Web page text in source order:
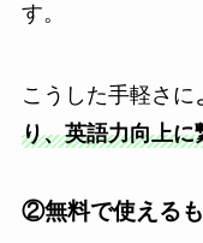
す。
こうした手軽さに
り、英語力向上に
②無料で使える